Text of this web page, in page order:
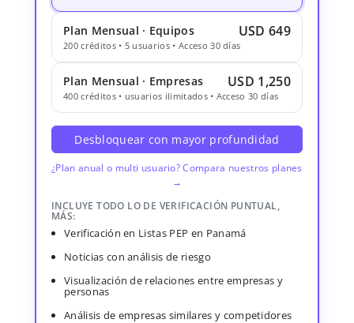
Plan Mensual · Equipos USD 649
200 créditos • 5 usuarios • Acceso 30 días
Plan Mensual · Empresas USD 1,250
400 créditos • usuarios ilimitados • Acceso 30 días
Desbloquear con mayor profundidad
¿Plan anual o multi usuario? Compara nuestros planes
→
INCLUYE TODO LO DE VERIFICACIÓN PUNTUAL,
MÁS:
Verificación en Listas PEP en Panamá
Noticias con análisis de riesgo
Visualización de relaciones entre empresas y
personas
Análisis de empresas similares y competidores